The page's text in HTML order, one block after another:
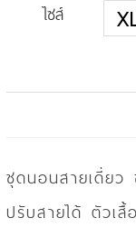
ไซส์
ชุดนอนสายเดี่ย
ปรับสายได้ ตัวเ